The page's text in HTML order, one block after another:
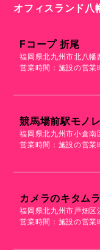
オフィスランド八
Fコープ 折尾
福岡県北九州市北八幡
営業時間：施設の営業
競馬場前駅モノ
福岡県北九州市小倉南
営業時間：施設の営業
カメラのキタム
福岡県北九州市戸畑
営業時間：施設の営業